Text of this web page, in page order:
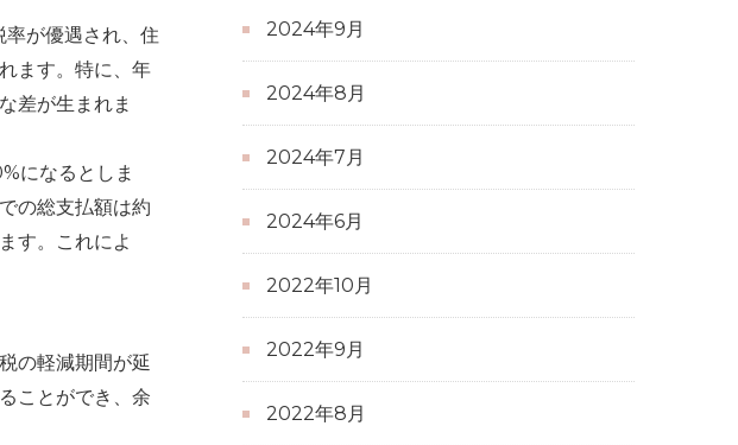
率が優遇され、住
ます。特に、年
差が生まれま
になるとしま
の総支払額は約
す。これによ
の軽減期間が延
ことができ、余
2024年9月
2024年8月
2024年7月
2024年6月
2022年10月
2022年9月
2022年8月